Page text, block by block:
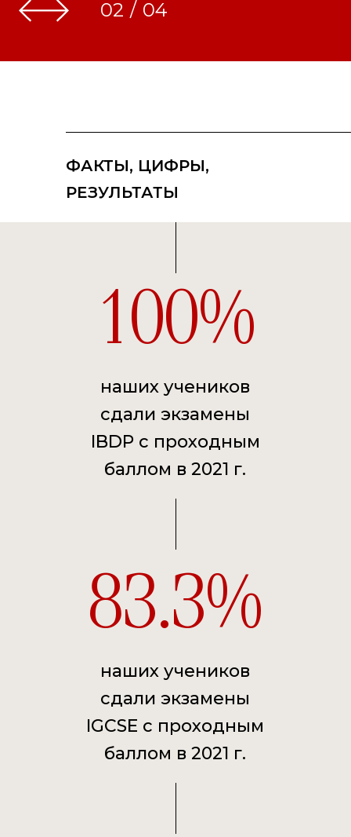
02 / 04
ФАКТЫ, ЦИФРЫ,
РЕЗУЛЬТАТЫ
100
наших учеников
сдали экзамены
IBDP с проходным
баллом в 2021 г.
83.3
наших учеников
сдали экзамены
IGCSE с проходным
баллом в 2021 г.